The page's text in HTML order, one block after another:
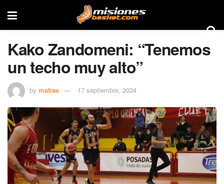
Kako Zandomeni: “Tenemos
un techo muy alto”
by matias 17 septiembre, 2024